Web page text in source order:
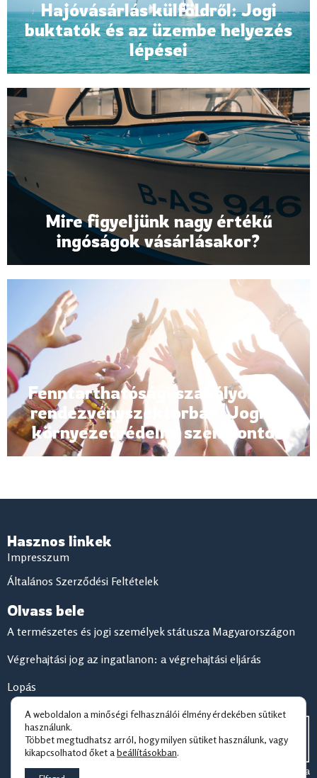
Hajóvásárlás külföldről: Jogi
buktatók és az üzembe helyezés
lépései
Mire figyeljünk nagy értékű
ingóságok vásárlásakor?
Fenntarthatósági szabályozás a
rendezvényszektorban: Jogi és
környezetvédelmi szempontok
Hasznos linkek
Impresszum
Általános Szerződési Feltételek
Olvass bele
A természetes és jogi személyek státusza Magyarországon
Végrehajtási jog az ingatlanon: a végrehajtási eljárás
Lopás
© 2026 Jogzóna
A weboldalon a minőségi felhasználói élmény érdekében sütiket
használunk.
Többet megtudhatsz arról, hogy milyen sütiket használunk, vagy
kikapcsolhatod őket a beállításokban.